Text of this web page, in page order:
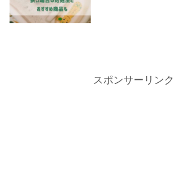
スポンサーリンク